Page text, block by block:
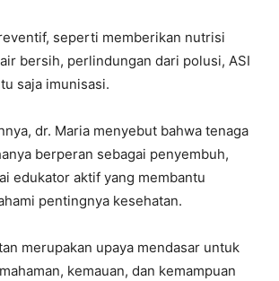
seperti memberikan nutrisi
bersih, perlindungan dari polusi, ASI
saja imunisasi.
dr. Maria menyebut bahwa tenaga
berperan sebagai penyembuh,
edukator aktif yang membantu
pentingnya kesehatan.
merupakan upaya mendasar untuk
kemauan, dan kemampuan